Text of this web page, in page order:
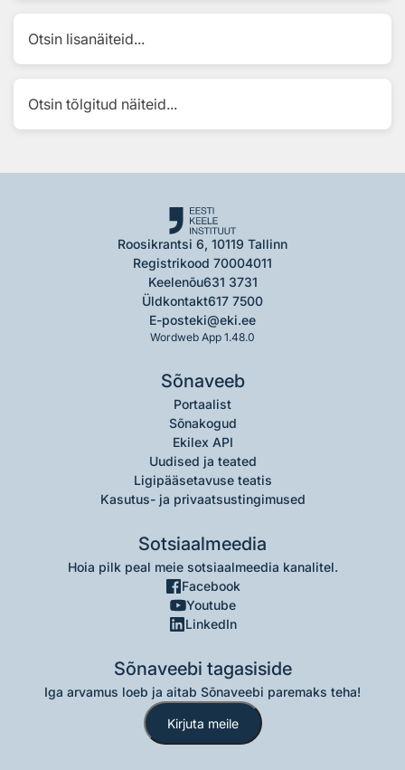
Otsin lisanäiteid...
Otsin tõlgitud näiteid...
Roosikrantsi 6, 10119 Tallinn
Registrikood 70004011
Keelenõu631 3731
Üldkontakt617 7500
E-posteki@eki.ee
Wordweb App 1.48.0
Sõnaveeb
Portaalist
Sõnakogud
Ekilex API
Uudised ja teated
Ligipääsetavuse teatis
Kasutus- ja privaatsustingimused
Sotsiaalmeedia
Hoia pilk peal meie sotsiaalmeedia kanalitel.
Facebook
Youtube
LinkedIn
Sõnaveebi tagasiside
Iga arvamus loeb ja aitab Sõnaveebi paremaks teha!
Kirjuta meile